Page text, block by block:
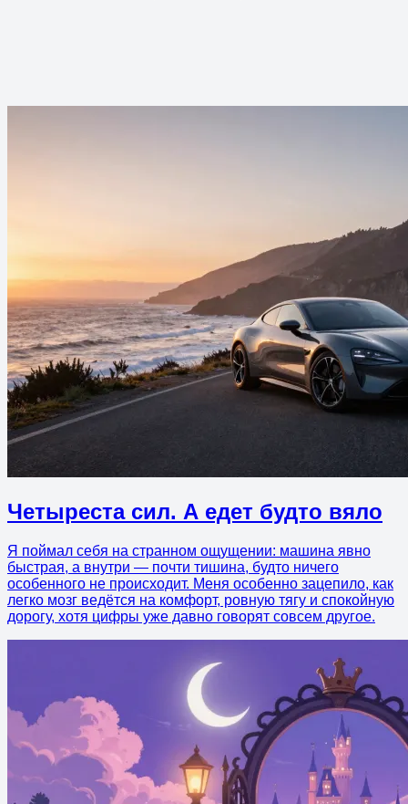
Четыреста сил. А едет будто вяло
Я поймал себя на странном ощущении: машина явно
быстрая, а внутри — почти тишина, будто ничего
особенного не происходит. Меня особенно зацепило, как
легко мозг ведётся на комфорт, ровную тягу и спокойную
дорогу, хотя цифры уже давно говорят совсем другое.